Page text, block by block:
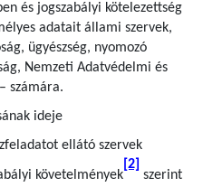
és jogszabályi kötelezettség
adatait állami szervek,
ügyészség, nyomozó
Nemzeti Adatvédelmi és
számára.
ideje
ellátó szervek
követelmények
[2]
szerint